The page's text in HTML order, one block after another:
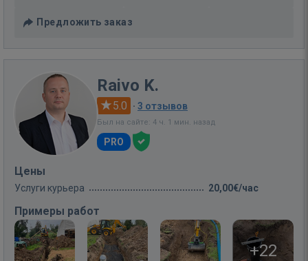
Предложить заказ
Raivo K.
5.0 · 3 отзывов
Был на сайте: 4 ч. 1 мин. назад
PRO
Цены
Услуги курьера 20,00€/час
Примеры работ
+22